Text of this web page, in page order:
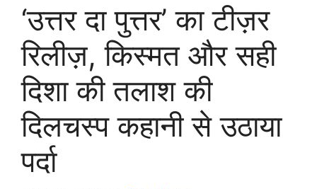
‘उत्तर दा पुत्तर’ का टीज़र
रिलीज़, किस्मत और सही
दिशा की तलाश की
दिलचस्प कहानी से उठाया
पर्दा